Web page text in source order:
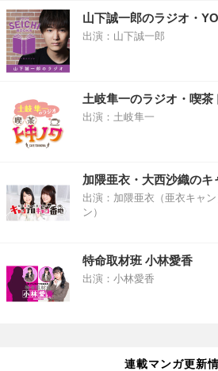
山下誠一郎のラジオ・
出演：山下誠一郎
土岐隼一のラジオ・喫茶
出演：土岐隼一
加隈亜衣・大西沙織の
出演：加隈亜衣（亜衣キャ
ン）
特命取材班 小林愛香
出演：小林愛香
連載マンガ更新